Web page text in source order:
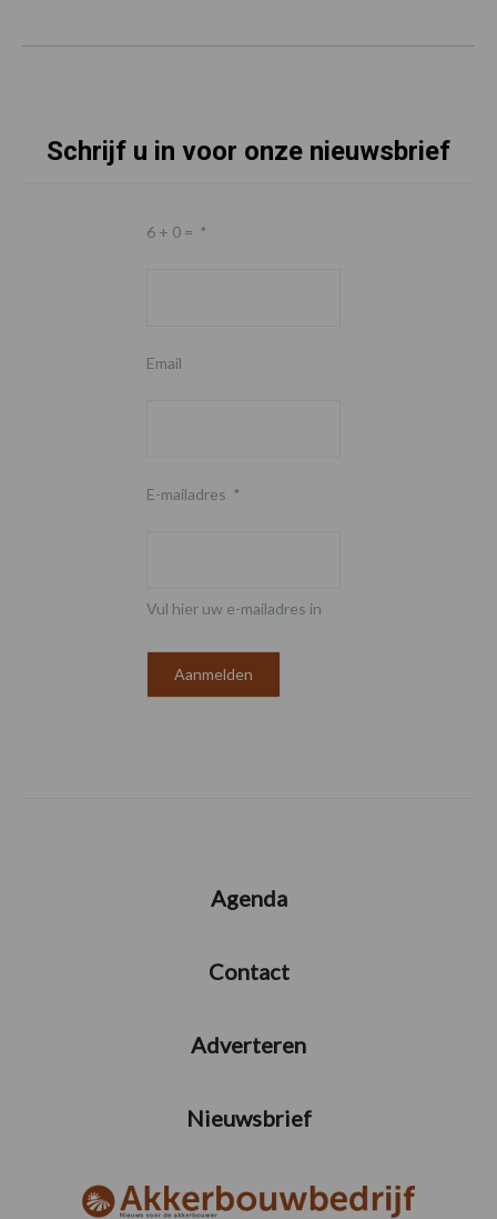
Schrijf u in voor onze nieuwsbrief
6 + 0 = *
Email
E-mailadres *
Vul hier uw e-mailadres in
Agenda
Contact
Adverteren
Nieuwsbrief